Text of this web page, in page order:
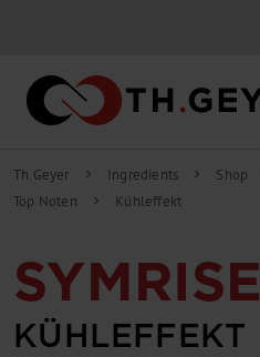
Th.Geyer chevron_right Ingredients chevron_right Shop
Top Noten chevron_right Kühleffekt
SYMRISE
KÜHLEFFEKT